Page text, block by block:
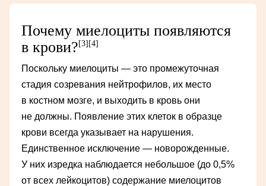
Почему миелоциты появляются
в крови? [3] [4]
Поскольку миелоциты — это промежуточная
стадия созревания нейтрофилов, их место
в костном мозге, и выходить в кровь они
не должны. Появление этих клеток в образце
крови всегда указывает на нарушения.
Единственное исключение — новорожденные.
У них изредка наблюдается небольшое (до 0,5%
от всех лейкоцитов) содержание миелоцитов